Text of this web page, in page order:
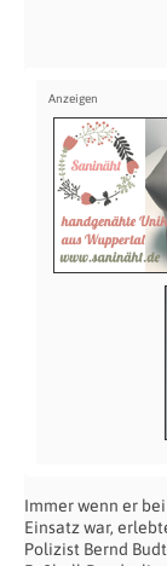
Immer wenn er
Einsatz war,
Polizist Bernd